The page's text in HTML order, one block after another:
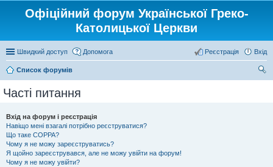
Офіційний форум Української Греко-
Католицької Церкви
Швидкий доступ Допомога Вхід
Реєстрація
Список форумів
Часті питання
Вхід на форум і реєстрація
Навіщо мені взагалі потрібно реєструватися?
Що таке COPPA?
Чому я не можу зареєструватись?
Я щойно зареєструвався, але не можу увійти на форум!
Чому я не можу увійти?